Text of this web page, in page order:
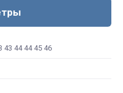
43 44 44 45 46